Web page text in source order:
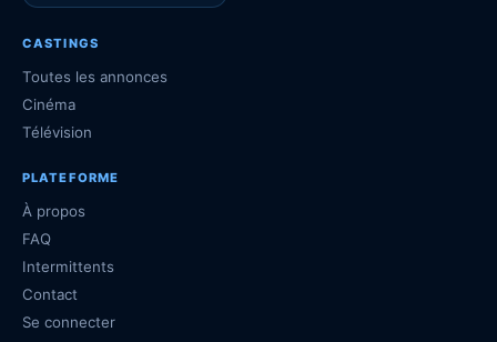
CASTINGS
Toutes les annonces
Cinéma
Télévision
PLATEFORME
À propos
FAQ
Intermittents
Contact
Se connecter